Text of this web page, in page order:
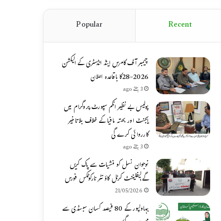
Recent
Popular
چیمبر آف کامرس اینڈ انڈسٹری کے الیکشن
2026-28کا باقاعدہ اعلان
3 ہفتے ago
پولیس بے نظیر انکم سپورٹ پروگرام میں
ایجنٹ اور بھتہ مافیا کے خلاف بلاتاخیر
کارروائی کرے گی
3 ہفتے ago
نوجوان نسل کو منشیات سے پاک کریں
گے،لیفٹیننٹ کرنل کاؤنٹر نارکوٹکس فورس
21/05/2026
بہاولپور کے 80 فیصد کسان سبسڈی سے